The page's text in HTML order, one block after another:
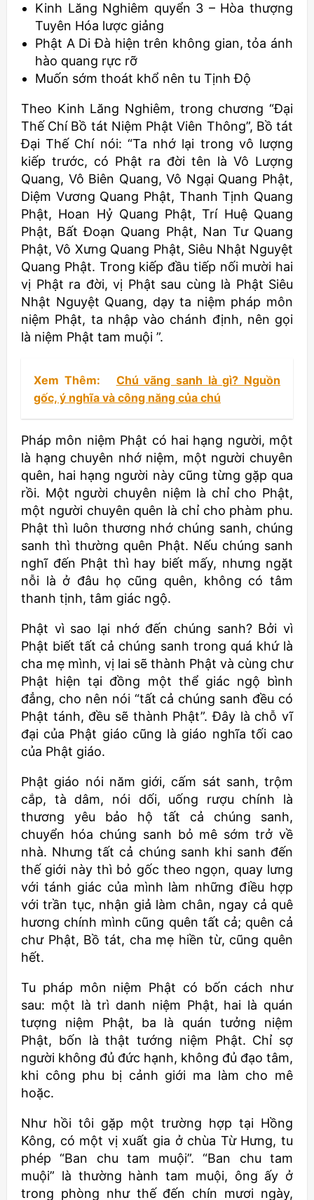
Kinh Lăng Nghiêm quyển 3 – Hòa thượng
Tuyên Hóa lược giảng
Phật A Di Đà hiện trên không gian, tỏa ánh
hào quang rực rỡ
Muốn sớm thoát khổ nên tu Tịnh Độ
Theo Kinh Lăng Nghiêm, trong chương “Đại
Thế Chí Bồ tát Niệm Phật Viên Thông”, Bồ tát
Đại Thế Chí nói: “Ta nhớ lại trong vô lượng
kiếp trước, có Phật ra đời tên là Vô Lượng
Quang, Vô Biên Quang, Vô Ngại Quang Phật,
Diệm Vương Quang Phật, Thanh Tịnh Quang
Phật, Hoan Hỷ Quang Phật, Trí Huệ Quang
Phật, Bất Đoạn Quang Phật, Nan Tư Quang
Phật, Vô Xưng Quang Phật, Siêu Nhật Nguyệt
Quang Phật. Trong kiếp đầu tiếp nối mười hai
vị Phật ra đời, vị Phật sau cùng là Phật Siêu
Nhật Nguyệt Quang, dạy ta niệm pháp môn
niệm Phật, ta nhập vào chánh định, nên gọi
là niệm Phật tam muội ”.
Xem Thêm:
Chú vãng sanh là gì? Nguồn
gốc, ý nghĩa và công năng của chú
Pháp môn niệm Phật có hai hạng người, một
là hạng chuyên nhớ niệm, một người chuyên
quên, hai hạng người này cũng từng gặp qua
rồi. Một người chuyên niệm là chỉ cho Phật,
một người chuyên quên là chỉ cho phàm phu.
Phật thì luôn thương nhớ chúng sanh, chúng
sanh thì thường quên Phật. Nếu chúng sanh
nghĩ đến Phật thì hay biết mấy, nhưng ngặt
nỗi là ở đâu họ cũng quên, không có tâm
thanh tịnh, tâm giác ngộ.
Phật vì sao lại nhớ đến chúng sanh? Bởi vì
Phật biết tất cả chúng sanh trong quá khứ là
cha mẹ mình, vị lai sẽ thành Phật và cùng chư
Phật hiện tại đồng một thể giác ngộ bình
đẳng, cho nên nói “tất cả chúng sanh đều có
Phật tánh, đều sẽ thành Phật”. Đây là chỗ vĩ
đại của Phật giáo cũng là giáo nghĩa tối cao
của Phật giáo.
Phật giáo nói năm giới, cấm sát sanh, trộm
cắp, tà dâm, nói dối, uống rượu chính là
thương yêu bảo hộ tất cả chúng sanh,
chuyển hóa chúng sanh bỏ mê sớm trở về
nhà. Nhưng tất cả chúng sanh khi sanh đến
thế giới này thì bỏ gốc theo ngọn, quay lưng
với tánh giác của mình làm những điều hợp
với trần tục, nhận giả làm chân, ngay cả quê
hương chính mình cũng quên tất cả; quên cả
chư Phật, Bồ tát, cha mẹ hiền từ, cũng quên
hết.
Tu pháp môn niệm Phật có bốn cách như
sau: một là trì danh niệm Phật, hai là quán
tượng niệm Phật, ba là quán tưởng niệm
Phật, bốn là thật tướng niệm Phật. Chỉ sợ
người không đủ đức hạnh, không đủ đạo tâm,
khi công phu bị cảnh giới ma làm cho mê
hoặc.
Như hồi tôi gặp một trường hợp tại Hồng
Kông, có một vị xuất gia ở chùa Từ Hưng, tu
phép “Ban chu tam muội”. “Ban chu tam
muội” là thường hành tam muội, ông ấy ở
trong phòng như thế đến chín mươi ngày,